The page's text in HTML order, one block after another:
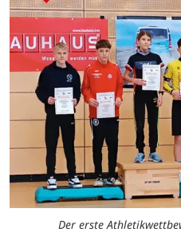
Der erste